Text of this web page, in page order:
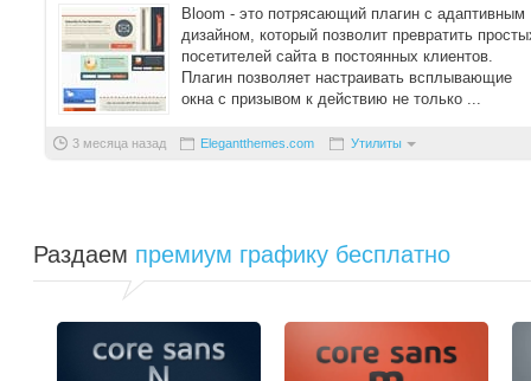
Bloom - это потрясающий плагин с адаптивным
дизайном, который позволит превратить
посетителей сайта в постоянных клиентов.
Плагин позволяет настраивать всплывающие
окна с призывом к действию не только ...
3 месяца назад Elegantthemes.com Утилиты
Раздаем премиум графику бесплатно